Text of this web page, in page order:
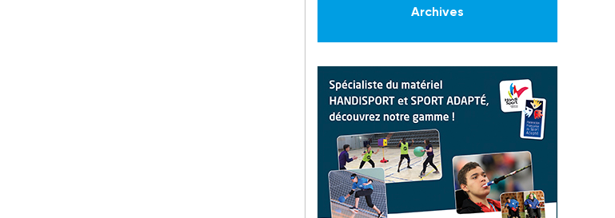
Archives